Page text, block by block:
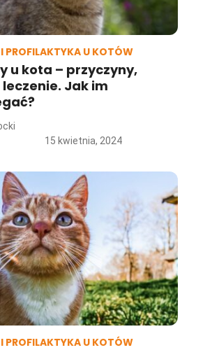
PROFILAKTYKA U KOTÓW
u kota – przyczyny,
Jak im
15 kwietnia, 2024
PROFILAKTYKA U KOTÓW